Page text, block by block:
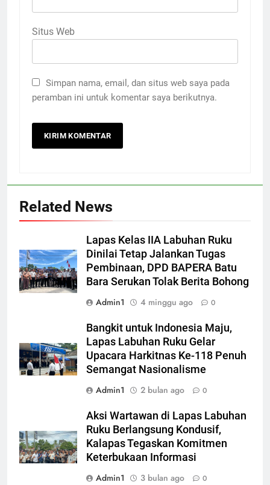
Situs Web
Simpan nama, email, dan situs web saya pada
peramban ini untuk komentar saya berikutnya.
Related News
Lapas Kelas IIA Labuhan Ruku
Dinilai Tetap Jalankan Tugas
Pembinaan, DPD BAPERA Batu
Bara Serukan Tolak Berita Bohong
Admin1
4 minggu ago 0
Bangkit untuk Indonesia Maju,
Lapas Labuhan Ruku Gelar
Upacara Harkitnas Ke-118 Penuh
Semangat Nasionalisme
Admin1
2 bulan ago 0
Aksi Wartawan di Lapas Labuhan
Ruku Berlangsung Kondusif,
Kalapas Tegaskan Komitmen
Keterbukaan Informasi
Admin1
3 bulan ago 0